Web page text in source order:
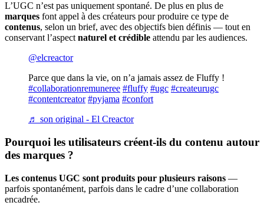
L’UGC n’est pas uniquement spontané. De plus en plus de
marques font appel à des créateurs pour produire ce type de
contenus, selon un brief, avec des objectifs bien définis — tout en
conservant l’aspectnaturel et crédible attendu par les audiences.
@elcreactor
Parce que dans la vie, on n’a jamais assez de Fluffy !
#collaborationremuneree #fluffy #ugc #createurugc
#contentcreator #pyjama #confort
♬ son original - El Creactor
Pourquoi les utilisateurs créent-ils du contenu autour
des marques ?
Les contenus UGC sont produits pour plusieurs raisons —
parfois spontanément, parfois dans le cadre d’une collaboration
encadrée.